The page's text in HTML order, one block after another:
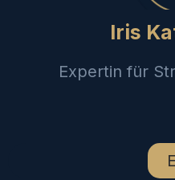
Iris
Expertin für